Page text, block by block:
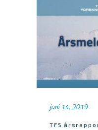
juni 14, 2019
TFS